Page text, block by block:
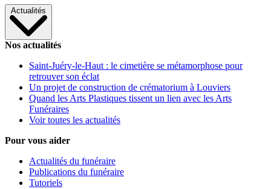
Actualités
Nos actualités
Saint-Juéry-le-Haut : le cimetière se métamorphose pour
retrouver son éclat
Un projet de construction de crématorium à Louviers
Quand les Arts Plastiques tissent un lien avec les Arts
Funéraires
Voir toutes les actualités
Pour vous aider
Actualités du funéraire
Publications du funéraire
Tutoriels